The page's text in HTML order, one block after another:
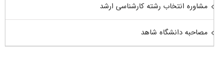
مشاوره انتخاب رشته کارشناسی ارشد
مصاحبه دانشگاه شاهد